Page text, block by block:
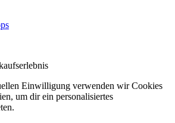
Einwilligung verwenden wir Cookies
um dir ein personalisiertes